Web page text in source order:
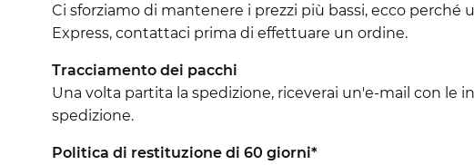
Ci sforziamo di mantenere i prezzi più bassi, ecco
Express, contattaci prima di effettuare un ordine.
Tracciamento dei pacchi
Una volta partita la spedizione, riceverai un'e-mail con
spedizione.
Politica di restituzione di 60 giorni*